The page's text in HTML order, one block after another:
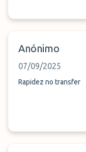
Anónimo
07/09/2025
Rapidez no transfer